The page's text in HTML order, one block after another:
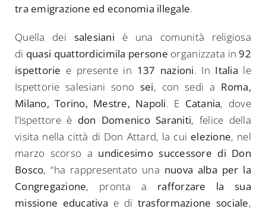
tra emigrazione ed economia illegale.
Quella dei salesiani è una comunità religiosa
di quasi quattordicimila persone organizzata in92
ispettorie e presente in 137 nazioni. In Italia le
Ispettorie salesiani sono sei, con sedi a Roma,
Milano, Torino, Mestre, Napoli. E Catania, dove
l’Ispettore è don Domenico Saraniti, felice della
visita nella città di Don Attard, la cui elezione, nel
marzo scorso a undicesimo successore di Don
Bosco, “ha rappresentato una nuova alba per la
Congregazione, pronta a rafforzare la sua
missione educativa e di trasformazione sociale,